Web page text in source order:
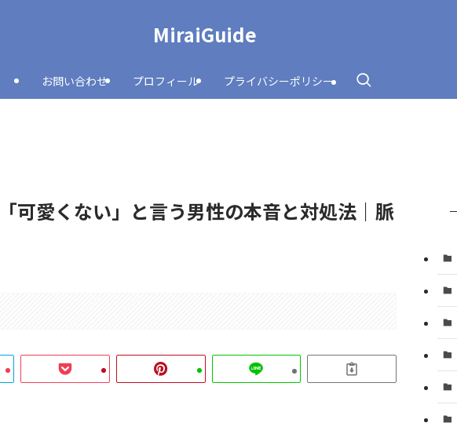
MiraiGuide
お問い合わせ プロフィール プライバシーポリシー
可愛くない」と言う男性の本音と対処法｜脈